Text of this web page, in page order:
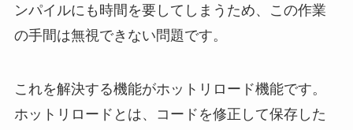
ンパイルにも時間を要してしまうため、この作業
の手間は無視できない問題です。
これを解決する機能がホットリロード機能です。
ホットリロードとは、コードを修正して保存した